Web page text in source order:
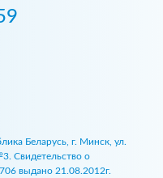
Беларусь, г. Минск, ул.
Свидетельство о
выдано 21.08.2012г.